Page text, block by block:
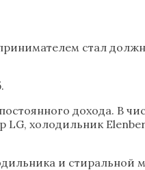
стал
дохода. В
LG, холодильник
и стиральной